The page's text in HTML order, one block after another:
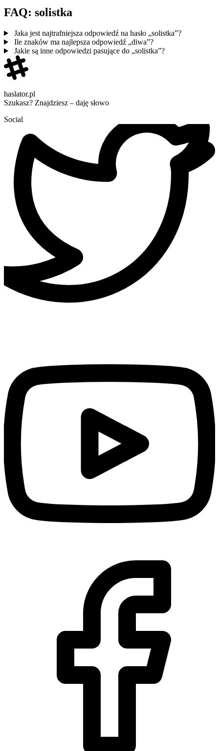
FAQ: solistka
Jaka jest najtrafniejsza odpowiedź na hasło „solistka”?
Ile znaków ma najlepsza odpowiedź „diwa”?
Jakie są inne odpowiedzi pasujące do „solistka”?
haslator.pl
Szukasz? Znajdziesz – daję słowo
Social